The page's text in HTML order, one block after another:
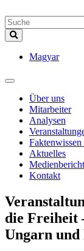
Magyar
Über uns
Mitarbeiter
Analysen
Aktuelles
Kontakt
die Freiheit
Ungarn